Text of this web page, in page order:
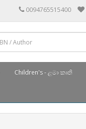
0094765515400
Children's - ළමා කෘති